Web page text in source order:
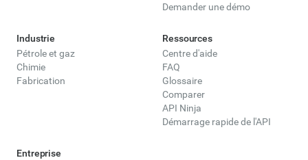
Demander une démo
Industrie
Pétrole et gaz
Chimie
Fabrication
Ressources
Centre d'aide
FAQ
Glossaire
Comparer
API Ninja
Démarrage rapide de l'API
Entreprise